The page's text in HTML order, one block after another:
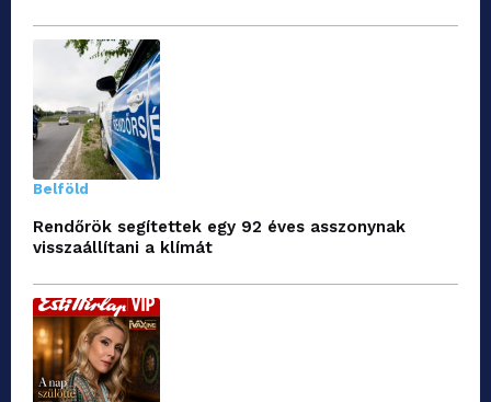
Belföld
Rendőrök segítettek egy 92 éves asszonynak
visszaállítani a klímát